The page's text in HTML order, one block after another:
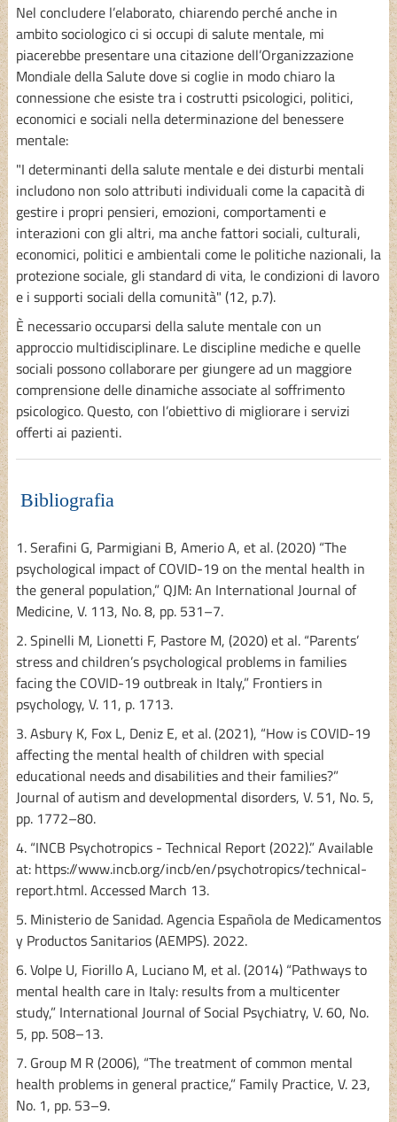
Nel concludere l’elaborato, chiarendo perché anche in
ambito sociologico ci si occupi di salute mentale, mi
piacerebbe presentare una citazione dell’Organizzazione
Mondiale della Salute dove si coglie in modo chiaro la
connessione che esiste tra i costrutti psicologici, politici,
economici e sociali nella determinazione del benessere
mentale:
"I determinanti della salute mentale e dei disturbi mentali
includono non solo attributi individuali come la capacità di
gestire i propri pensieri, emozioni, comportamenti e
interazioni con gli altri, ma anche fattori sociali, culturali,
economici, politici e ambientali come le politiche nazionali, la
protezione sociale, gli standard di vita, le condizioni di lavoro
e i supporti sociali della comunità" (12, p.7).
È necessario occuparsi della salute mentale con un
approccio multidisciplinare. Le discipline mediche e quelle
sociali possono collaborare per giungere ad un maggiore
comprensione delle dinamiche associate al soffrimento
psicologico. Questo, con l’obiettivo di migliorare i servizi
offerti ai pazienti.
Bibliografia
1. Serafini G, Parmigiani B, Amerio A, et al. (2020) “The
psychological impact of COVID-19 on the mental health in
the general population,” QJM: An International Journal of
Medicine, V. 113, No. 8, pp. 531–7.
2. Spinelli M, Lionetti F, Pastore M, (2020) et al. “Parents’
stress and children’s psychological problems in families
facing the COVID-19 outbreak in Italy,” Frontiers in
psychology, V. 11, p. 1713.
3. Asbury K, Fox L, Deniz E, et al. (2021), “How is COVID-19
affecting the mental health of children with special
educational needs and disabilities and their families?”
Journal of autism and developmental disorders, V. 51, No. 5,
pp. 1772–80.
4. “INCB Psychotropics - Technical Report (2022).” Available
at: https://www.incb.org/incb/en/psychotropics/technical-
report.html. Accessed March 13.
5. Ministerio de Sanidad. Agencia Española de Medicamentos
y Productos Sanitarios (AEMPS). 2022.
6. Volpe U, Fiorillo A, Luciano M, et al. (2014) “Pathways to
mental health care in Italy: results from a multicenter
study,” International Journal of Social Psychiatry, V. 60, No.
5, pp. 508–13.
7. Group M R (2006), “The treatment of common mental
health problems in general practice,” Family Practice, V. 23,
No. 1, pp. 53–9.